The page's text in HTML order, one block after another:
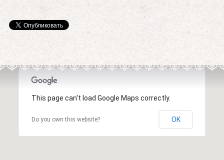
This page can't load Google Maps correctly.
Do you own this website? OK